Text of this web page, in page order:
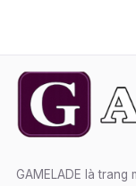
GAMELADE là